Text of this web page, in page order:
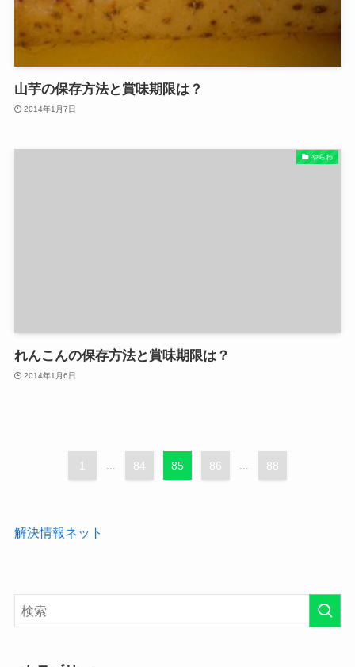
山芋の保存方法と賞味期限は？
2014年1月7日
やらわ
れんこんの保存方法と賞味期限は？
2014年1月6日
1 84 85 86 88
解決情報ネット